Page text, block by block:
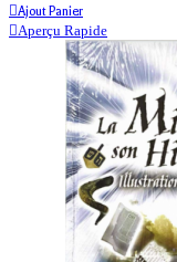
Ajout Panier
Aperçu Rapide